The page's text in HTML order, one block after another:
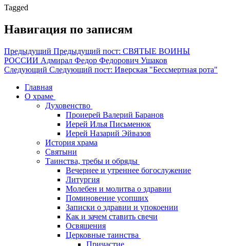
Tagged
Навигация по записям
Предыдущий Предыдущий пост: СВЯТЫЕ ВОИНЫ
РОССИИ Адмирал Федор Федорович Ушаков
Следующий Следующий пост: Иверская "Бессмертная рота"
Главная
О храме
Духовенство
Проиерей Валерий Баранов
Иерей Илья Письменюк
Иерей Назарий Эйвазов
История храма
Святыни
Таинства, требы и обряды
Вечернее и утреннее богослужение
Литургия
Молебен и молитва о здравии
Поминовение усопших
Записки о здравии и упокоении
Как и зачем ставить свечи
Освящения
Церковные таинства
Причастие